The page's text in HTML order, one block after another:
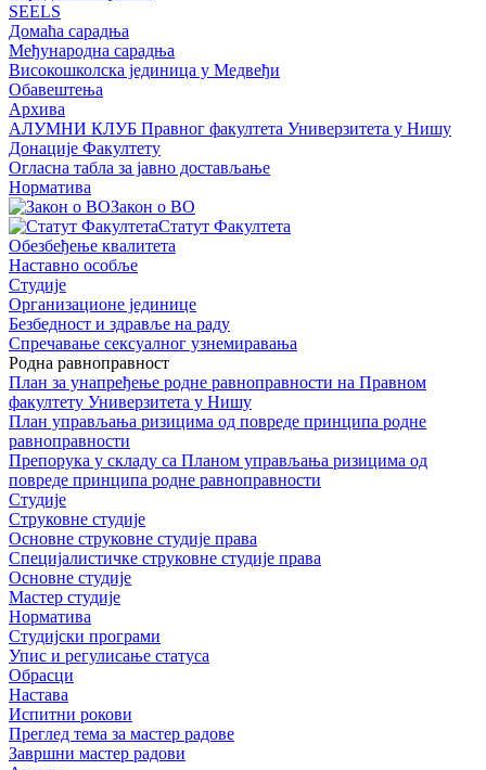
SEELS
Домаћа сарадња
Међународна сарадња
Високошколска јединица у Медвеђи
Обавештења
Архива
АЛУМНИ КЛУБ Правног факултета Универзитета у Нишу
Донације Факултету
Огласна табла за јавно достављање
Норматива
Закон о ВО
Статут Факултета
Обезбеђење квалитета
Наставно особље
Студије
Организационе јединице
Безбедност и здравље на раду
Спречавање сексуалног узнемиравања
Родна равноправност
План за унапређење родне равноправности на Правном
факултету Универзитета у Нишу
План управљања ризицима од повреде принципа родне
равноправности
Препорука у складу са Планом управљања ризицима од
повреде принципа родне равноправности
Студије
Струковне студије
Основне струковне студије права
Специјалистичке струковне студије права
Основне студије
Мастер студије
Норматива
Студијски програми
Упис и регулисање статуса
Обрасци
Настава
Испитни рокови
Преглед тема за мастер радове
Завршни мастер радови